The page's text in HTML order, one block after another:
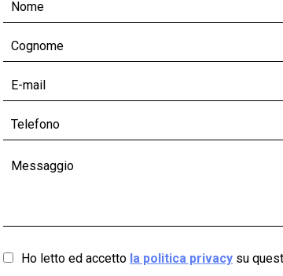
Ho letto ed accetto la politica privacy su